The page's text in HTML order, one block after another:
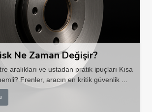
Ne Zaman Değişir?
aralıkları ve ustadan pratik ipuçları Kısa
Frenler, aracın en kritik güvenlik ...